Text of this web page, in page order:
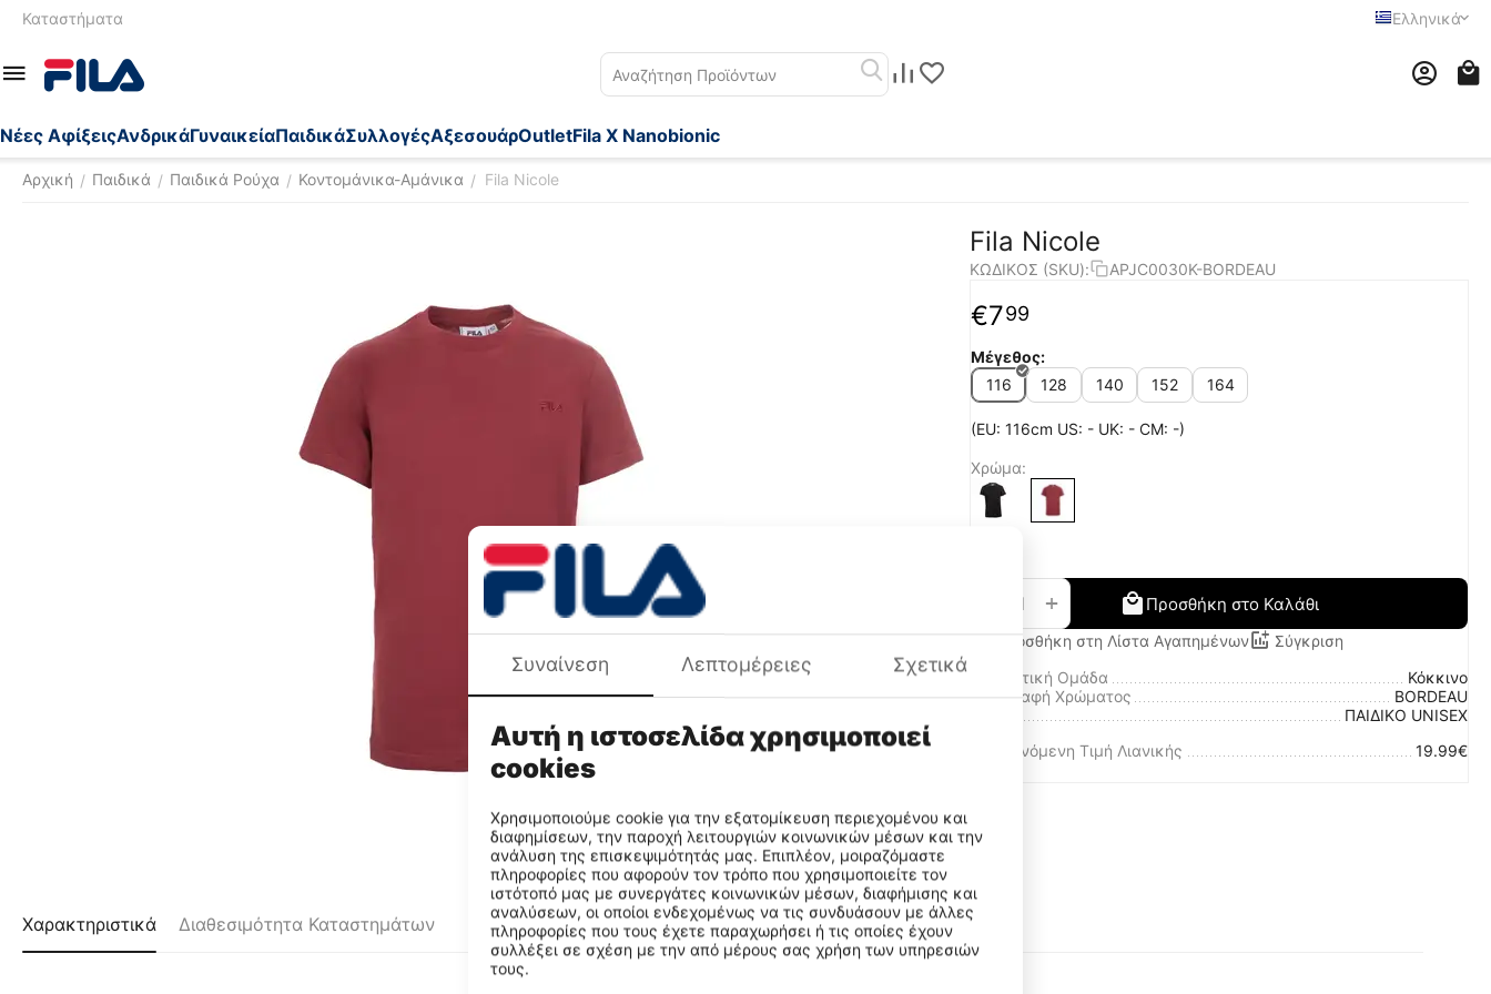
Ελληνικά
Καταστήματα
Nέες ΑφίξειςΑνδρικάΓυναικείαΠαιδικάΣυλλογέςΑξεσουάρOutletFila X Nanobionic
Αρχική / Παιδικά / Παιδικά Ρούχα / Κοντομάνικα-Αμάνικα / Fila Nicole
Fila Nicole
ΚΩΔΙΚΟΣ (SKU): APJC0030K-BORDEAU
€799
Μέγεθος:
116
128 140 152 164
(EU: 116cm US: - UK: - CM: -)
Χρώμα:
+ Προσθήκη στο Καλάθι
Προσθήκη στη Λίστα Αγαπημένων
Σύγκριση
Χρωματική Ομάδα
Κόκκινο
Περιγραφή Χρώματος
BORDEAU
ΠΑΙΔΙΚΟ UNISEX
Προτεινόμενη Τιμή Λιανικής
19.99€
Χαρακτηριστικά Διαθεσιμότητα Καταστημάτων
Συναίνεση Λεπτομέρειες Σχετικά
Αυτή η ιστοσελίδα χρησιμοποιεί
cookies
Χρησιμοποιούμε cookie για την εξατομίκευση περιεχομένου και
διαφημίσεων, την παροχή λειτουργιών κοινωνικών μέσων και την
ανάλυση της επισκεψιμότητάς μας. Επιπλέον, μοιραζόμαστε
πληροφορίες που αφορούν τον τρόπο που χρησιμοποιείτε τον
ιστότοπό μας με συνεργάτες κοινωνικών μέσων, διαφήμισης και
αναλύσεων, οι οποίοι ενδεχομένως να τις συνδυάσουν με άλλες
πληροφορίες που τους έχετε παραχωρήσει ή τις οποίες έχουν
συλλέξει σε σχέση με την από μέρους σας χρήση των υπηρεσιών
τους.
Necessary Cookies